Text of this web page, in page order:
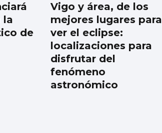
la
de
Vigo y área, de los
mejores lugares para
ver el eclipse:
localizaciones para
disfrutar del
fenómeno
astronómico